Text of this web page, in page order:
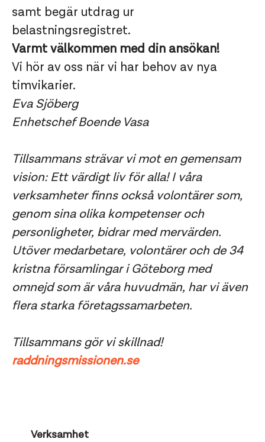
samt begär utdrag ur
belastningsregistret.
Varmt välkommen med din ansökan!
Vi hör av oss när vi har behov av nya
timvikarier.
Eva Sjöberg
Enhetschef Boende Vasa
Tillsammans strävar vi mot en gemensam
vision: Ett värdigt liv för alla! I våra
verksamheter finns också volontärer som,
genom sina olika kompetenser och
personligheter, bidrar med mervärden.
Utöver medarbetare, volontärer och de 34
kristna församlingar i Göteborg med
omnejd som är våra huvudmän, har vi även
flera starka företagssamarbeten.
Tillsammans gör vi skillnad!
raddningsmissionen.se
Verksamhet